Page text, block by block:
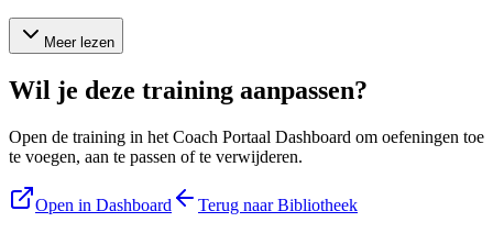
Meer lezen
Wil je deze training aanpassen?
Open de training in het Coach Portaal Dashboard om oefeningen toe
te voegen, aan te passen of te verwijderen.
Open in Dashboard Terug naar Bibliotheek